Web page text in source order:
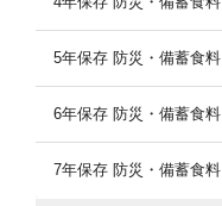
5年保存 防災・備蓄食料
6年保存 防災・備蓄食料
7年保存 防災・備蓄食料